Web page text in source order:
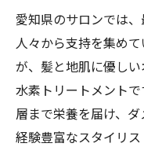
愛知県のサロンでは
人々から支持を集め
が、髪と地肌に優しい
水素トリートメント
層まで栄養を届け、ダ
経験豊富なスタイリ